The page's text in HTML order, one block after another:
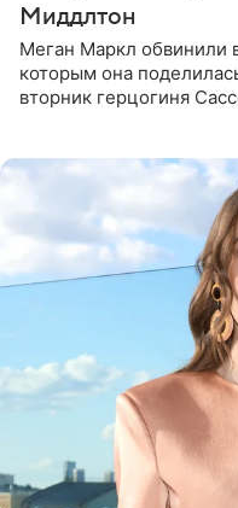
Миддлтон
Меган Маркл обвинили
которым она
вторник герцогиня